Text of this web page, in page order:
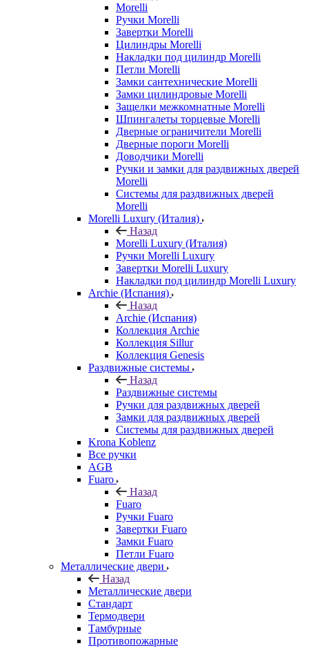
Morelli
Ручки Morelli
Завертки Morelli
Цилиндры Morelli
Накладки под цилиндр Morelli
Петли Morelli
Замки сантехнические Morelli
Замки цилиндровые Morelli
Защелки межкомнатные Morelli
Шпингалеты торцевые Morelli
Дверные ограничители Morelli
Дверные пороги Morelli
Доводчики Morelli
Ручки и замки для раздвижных дверей
Morelli
Системы для раздвижных дверей
Morelli
Morelli Luxury (Италия)
Назад
Morelli Luxury (Италия)
Ручки Morelli Luxury
Завертки Morelli Luxury
Накладки под цилиндр Morelli Luxury
Archie (Испания)
Назад
Archie (Испания)
Коллекция Archie
Коллекция Sillur
Коллекция Genesis
Раздвижные системы
Назад
Раздвижные системы
Ручки для раздвижных дверей
Замки для раздвижных дверей
Системы для раздвижных дверей
Krona Koblenz
Все ручки
AGB
Fuaro
Назад
Fuaro
Ручки Fuaro
Завертки Fuaro
Замки Fuaro
Петли Fuaro
Металлические двери
Назад
Металлические двери
Стандарт
Термодвери
Тамбурные
Противопожарные